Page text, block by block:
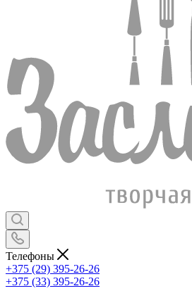
Телефоны
+375 (29) 395-26-26
+375 (33) 395-26-26